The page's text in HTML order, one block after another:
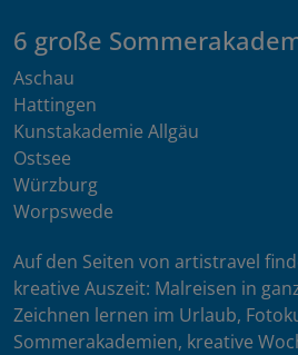
6 große
Aschau
Hattingen
Kunstakademie Allgäu
Ostsee
Würzburg
Worpswede
Auf den Seiten von artistravel
kreative Auszeit: Malreisen in
Zeichnen lernen im Urlaub,
Sommerakademien, kreative